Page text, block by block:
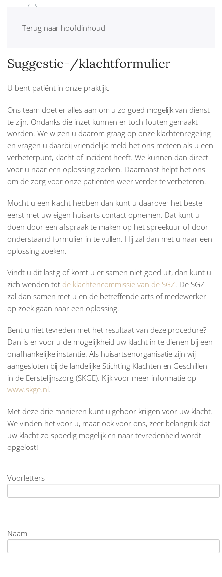
Terug naar hoofdinhoud
Suggestie-/klachtformulier
U bent patiënt in onze praktijk.
Ons team doet er alles aan om u zo goed mogelijk van dienst
te zijn. Ondanks die inzet kunnen er toch fouten gemaakt
worden. We wijzen u daarom graag op onze klachtenregeling
en vragen u daarbij vriendelijk: meld het ons meteen als u een
verbeterpunt, klacht of incident heeft. We kunnen dan direct
voor u naar een oplossing zoeken. Daarnaast helpt het ons
om de zorg voor onze patiënten weer verder te verbeteren.
Mocht u een klacht hebben dan kunt u daarover het beste
eerst met uw eigen huisarts contact opnemen. Dat kunt u
doen door een afspraak te maken op het spreekuur of door
onderstaand formulier in te vullen. Hij zal dan met u naar een
oplossing zoeken.
Vindt u dit lastig of komt u er samen niet goed uit, dan kunt u
zich wenden tot de klachtencommissie van de SGZ. De SGZ
zal dan samen met u en de betreffende arts of medewerker
op zoek gaan naar een oplossing.
Bent u niet tevreden met het resultaat van deze procedure?
Dan is er voor u de mogelijkheid uw klacht in te dienen bij een
onafhankelijke instantie. Als huisartsenorganisatie zijn wij
aangesloten bij de landelijke Stichting Klachten en Geschillen
in de Eerstelijnszorg (SKGE). Kijk voor meer informatie op
www.skge.nl.
Met deze drie manieren kunt u gehoor krijgen voor uw klacht.
We vinden het voor u, maar ook voor ons, zeer belangrijk dat
uw klacht zo spoedig mogelijk en naar tevredenheid wordt
opgelost!
Voorletters
Naam